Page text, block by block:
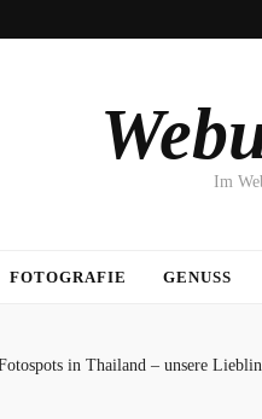
Im
FOTOGRAFIE GENUSS
in Thailand – unsere